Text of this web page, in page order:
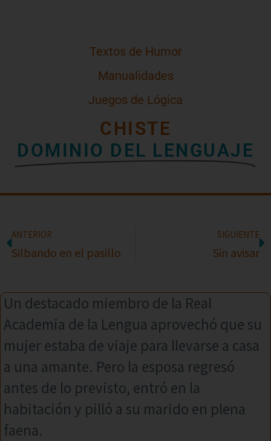
Textos de Humor
Manualidades
Juegos de Lógica
CHISTE
DOMINIO DEL LENGUAJE
ANTERIOR
Silbando en el pasillo
SIGUIENTE
Sin avisar
Un destacado miembro de la Real
Academia de la Lengua aprovechó que su
mujer estaba de viaje para llevarse a casa
a una amante. Pero la esposa regresó
antes de lo previsto, entró en la
habitación y pilló a su marido en plena
faena.